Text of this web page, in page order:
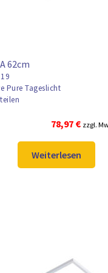
62cm
Pure Tageslicht
Ursprünglicher
war:
105,98 €
78,97 €
ist:
78,97 €.
zzgl.
Weiterlesen